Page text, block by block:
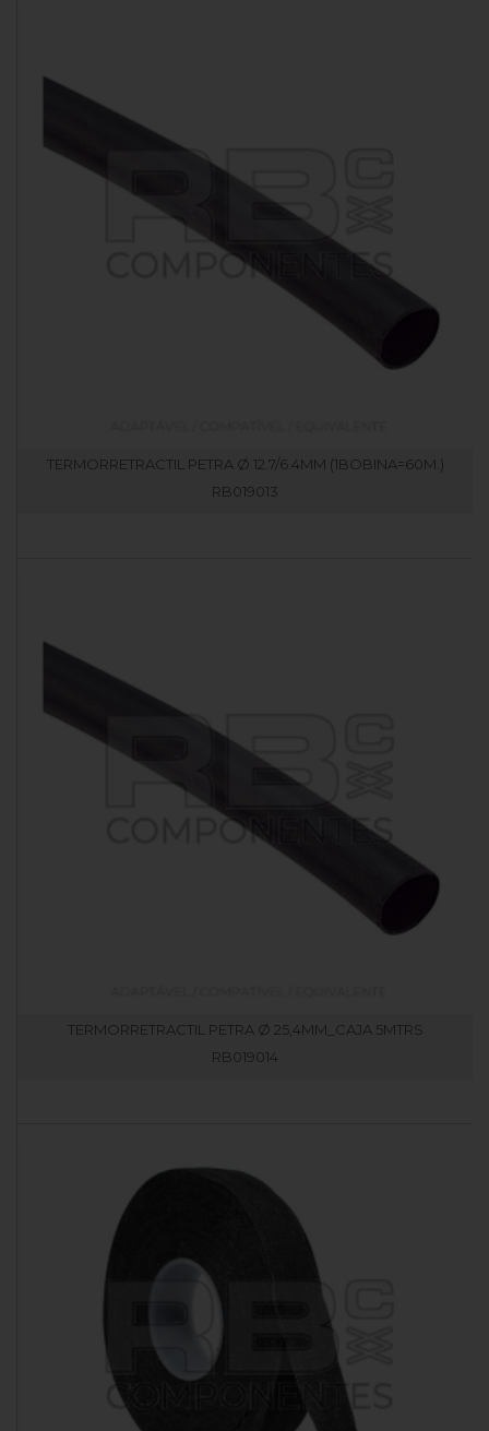
TERMORRETRACTIL PETRA Ø 12.7/6.4MM (1BOBINA=60M.)
RB019013
TERMORRETRACTIL PETRA Ø 25,4MM_CAJA 5MTRS
RB019014